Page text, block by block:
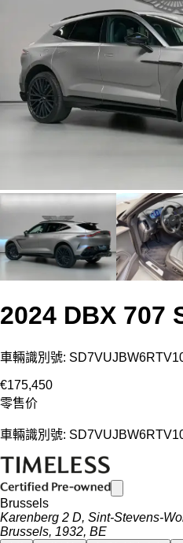
2024 DBX 707
車輛識別號:
€175,450
零售价
車輛識別號:
Brussels
Karenberg 2 D, Sint-Stevens-
Brussels, 1932, BE